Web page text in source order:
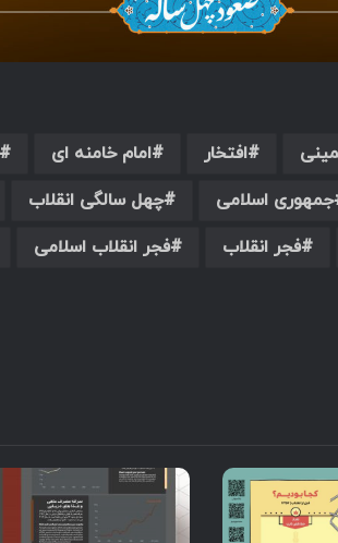
افتخار امام خامنه ای
جمهوری اسلامی چهل سالگی انقلاب
فجر انقلاب فجر انقلاب اسلامی